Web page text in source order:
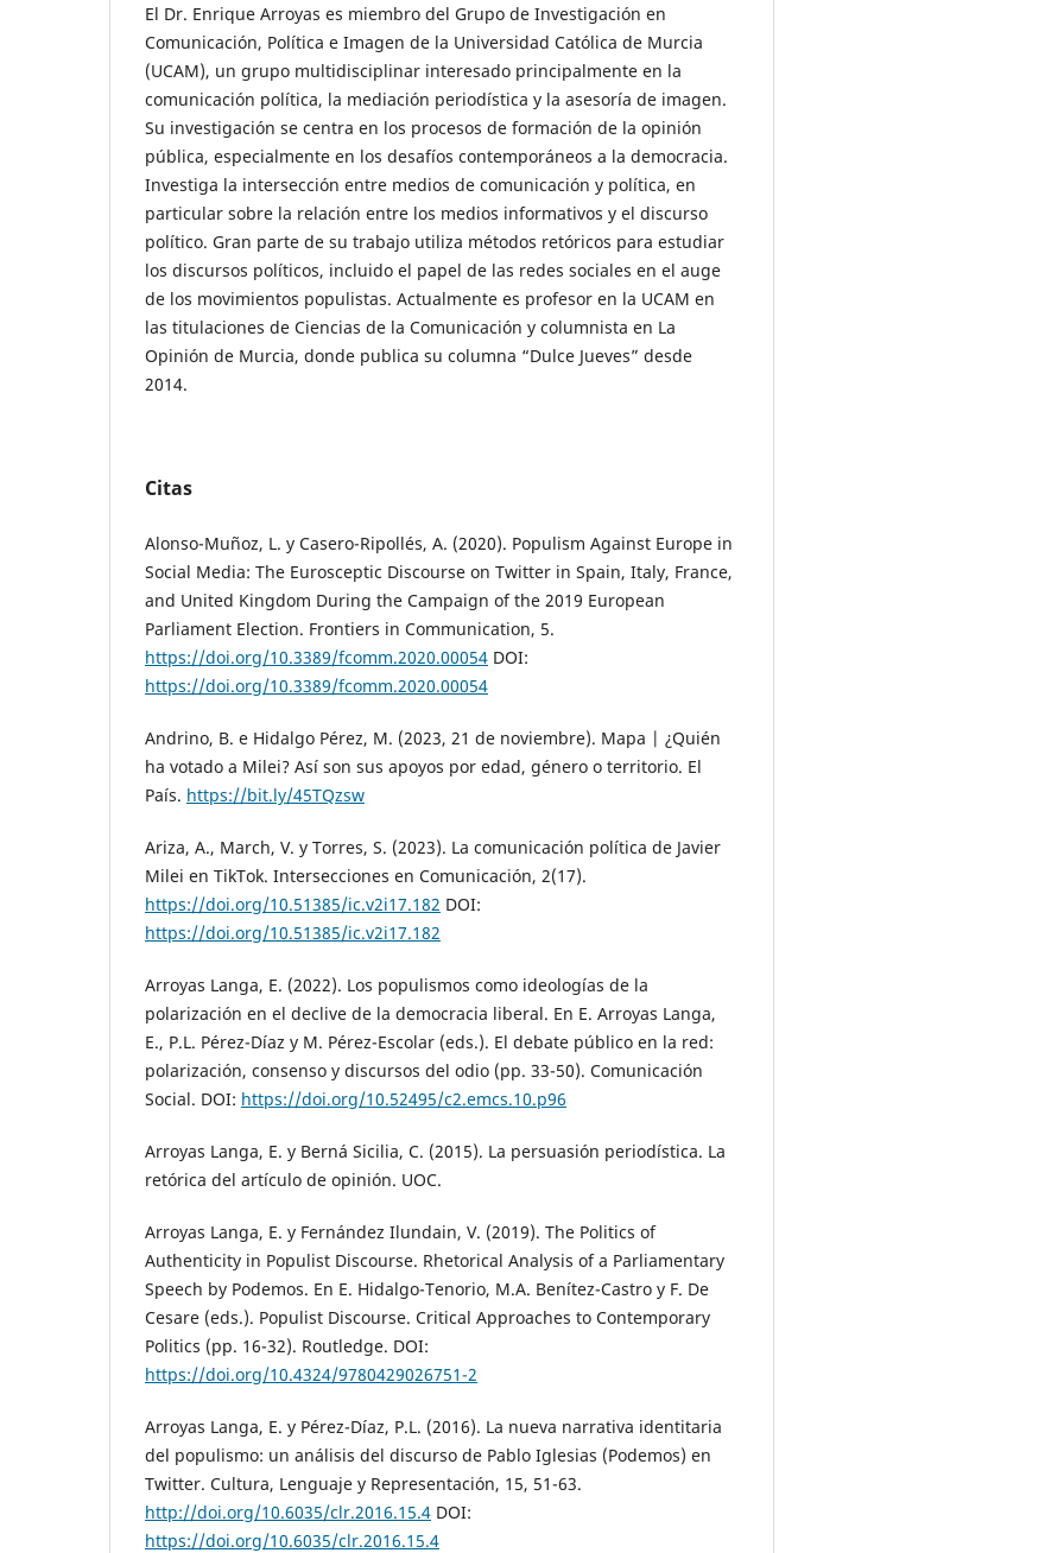
El Dr. Enrique Arroyas es miembro del Grupo de Investigación en
Comunicación, Política e Imagen de la Universidad Católica de Murcia
(UCAM), un grupo multidisciplinar interesado principalmente en la
comunicación política, la mediación periodística y la asesoría de imagen.
Su investigación se centra en los procesos de formación de la opinión
pública, especialmente en los desafíos contemporáneos a la democracia.
Investiga la intersección entre medios de comunicación y política, en
particular sobre la relación entre los medios informativos y el discurso
político. Gran parte de su trabajo utiliza métodos retóricos para estudiar
los discursos políticos, incluido el papel de las redes sociales en el auge
de los movimientos populistas. Actualmente es profesor en la UCAM en
las titulaciones de Ciencias de la Comunicación y columnista en La
Opinión de Murcia, donde publica su columna “Dulce Jueves” desde
2014.
Citas
Alonso-Muñoz, L. y Casero-Ripollés, A. (2020). Populism Against Europe in
Social Media: The Eurosceptic Discourse on Twitter in Spain, Italy, France,
and United Kingdom During the Campaign of the 2019 European
Parliament Election. Frontiers in Communication, 5.
https://doi.org/10.3389/fcomm.2020.00054 DOI:
https://doi.org/10.3389/fcomm.2020.00054
Andrino, B. e Hidalgo Pérez, M. (2023, 21 de noviembre). Mapa | ¿Quién
ha votado a Milei? Así son sus apoyos por edad, género o territorio. El
País. https://bit.ly/45TQzsw
Ariza, A., March, V. y Torres, S. (2023). La comunicación política de Javier
Milei en TikTok. Intersecciones en Comunicación, 2(17).
https://doi.org/10.51385/ic.v2i17.182 DOI:
https://doi.org/10.51385/ic.v2i17.182
Arroyas Langa, E. (2022). Los populismos como ideologías de la
polarización en el declive de la democracia liberal. En E. Arroyas Langa,
E., P.L. Pérez-Díaz y M. Pérez-Escolar (eds.). El debate público en la red:
polarización, consenso y discursos del odio (pp. 33-50). Comunicación
Social. DOI: https://doi.org/10.52495/c2.emcs.10.p96
Arroyas Langa, E. y Berná Sicilia, C. (2015). La persuasión periodística. La
retórica del artículo de opinión. UOC.
Arroyas Langa, E. y Fernández Ilundain, V. (2019). The Politics of
Authenticity in Populist Discourse. Rhetorical Analysis of a Parliamentary
Speech by Podemos. En E. Hidalgo-Tenorio, M.A. Benítez-Castro y F. De
Cesare (eds.). Populist Discourse. Critical Approaches to Contemporary
Politics (pp. 16-32). Routledge. DOI:
https://doi.org/10.4324/9780429026751-2
Arroyas Langa, E. y Pérez-Díaz, P.L. (2016). La nueva narrativa identitaria
del populismo: un análisis del discurso de Pablo Iglesias (Podemos) en
Twitter. Cultura, Lenguaje y Representación, 15, 51-63.
http://doi.org/10.6035/clr.2016.15.4 DOI:
https://doi.org/10.6035/clr.2016.15.4